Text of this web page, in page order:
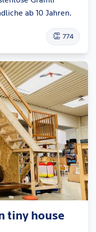
ab 10 Jahren.
👏 774
tiny house